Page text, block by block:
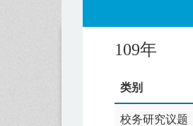
109年
类别
校务研究议题